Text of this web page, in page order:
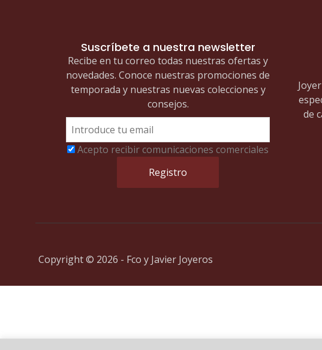
Suscríbete a nuestra newsletter
Recibe en tu correo todas nuestras ofertas y
novedades. Conoce nuestras promociones de
temporada y nuestras nuevas colecciones y
consejos.
Acepto recibir comunicaciones comerciales
de
Copyright © 2026 - Fco y Javier Joyeros